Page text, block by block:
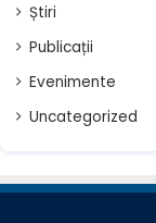
Știri
Publicații
Evenimente
Uncategorized